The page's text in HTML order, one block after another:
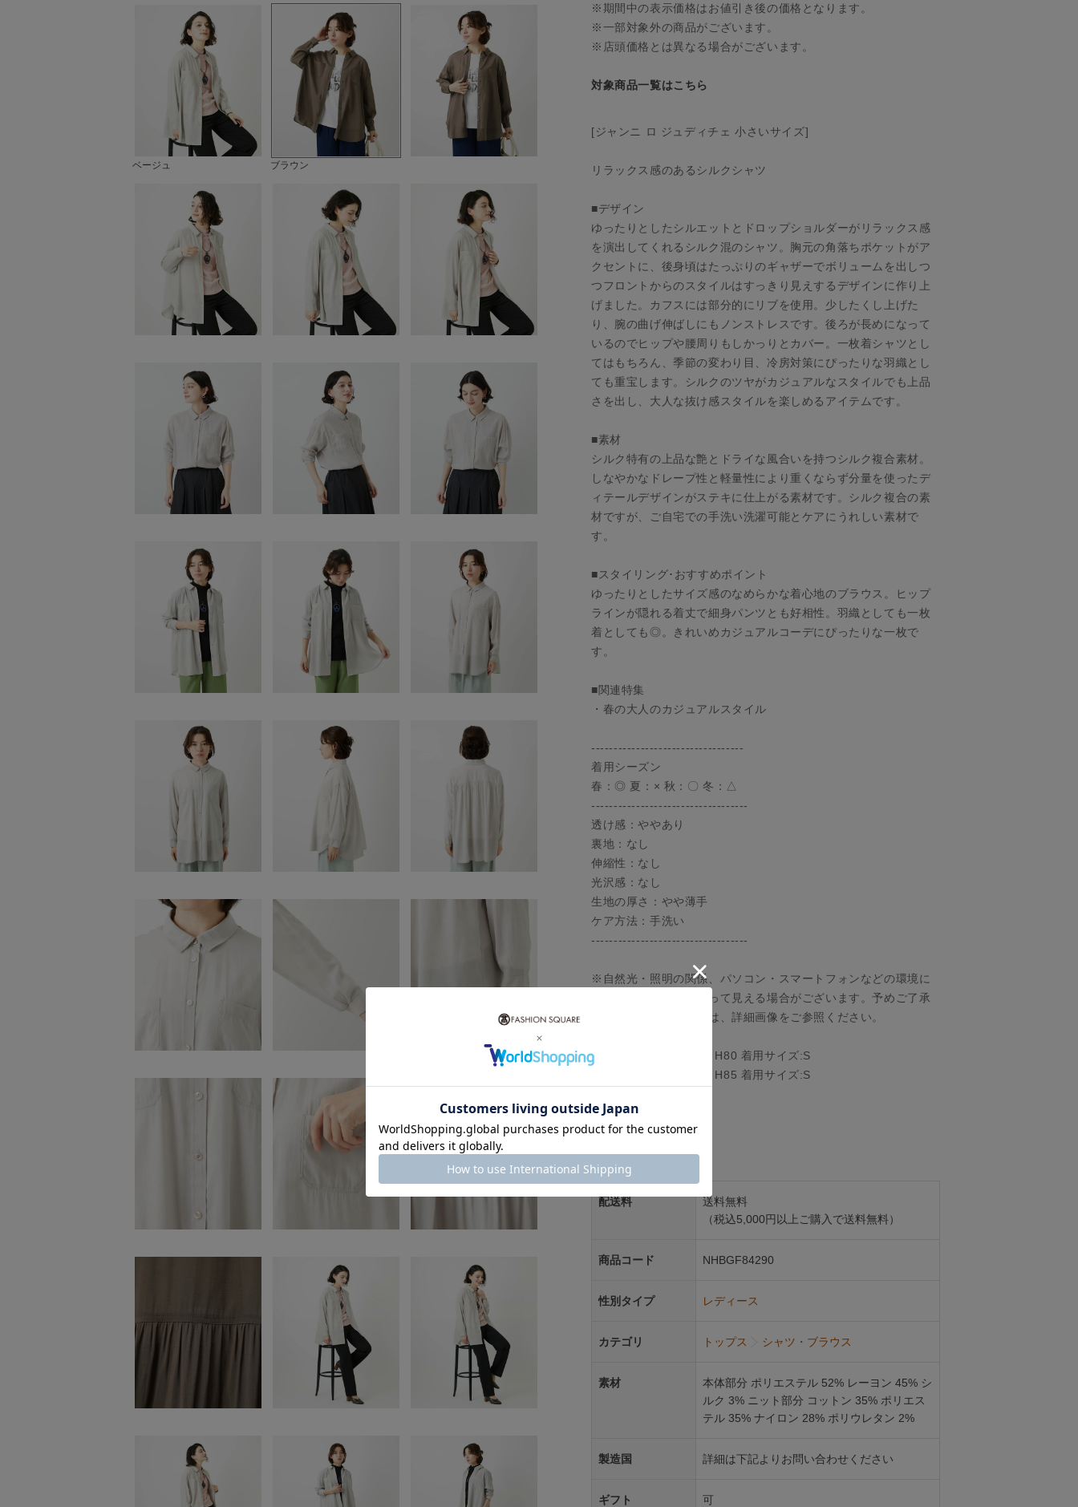
ベージュ ブラウン
※期間中の表示価格はお値引き後の価格となります。
※一部対象外の商品がございます。
※店頭価格とは異なる場合がございます。
対象商品一覧はこちら
[ジャンニ ロ ジュディチェ 小さいサイズ]
リラックス感のあるシルクシャツ
■デザイン
ゆったりとしたシルエットとドロップショルダーがリラックス感
を演出してくれるシルク混のシャツ。胸元の角落ちポケットがア
クセントに、後身頃はたっぷりのギャザーでボリュームを出しつ
つフロントからのスタイルはすっきり見えするデザインに作り上
げました。カフスには部分的にリブを使用。少したくし上げた
り、腕の曲げ伸ばしにもノンストレスです。後ろが長めになって
いるのでヒップや腰周りもしかっりとカバー。一枚着シャツとし
てはもちろん、季節の変わり目、冷房対策にぴったりな羽織とし
ても重宝します。シルクのツヤがカジュアルなスタイルでも上品
さを出し、大人な抜け感スタイルを楽しめるアイテムです。
■素材
シルク特有の上品な艶とドライな風合いを持つシルク複合素材。
しなやかなドレープ性と軽量性により重くならず分量を使ったデ
ィテールデザインがステキに仕上がる素材です。シルク複合の素
材ですが、ご自宅での手洗い洗濯可能とケアにうれしい素材で
す。
■スタイリング･おすすめポイント
ゆったりとしたサイズ感のなめらかな着心地のブラウス。ヒップ
ラインが隠れる着丈で細身パンツとも好相性。羽織としても一枚
着としても◎。きれいめカジュアルコーデにぴったりな一枚で
す。
■関連特集
・春の大人のカジュアルスタイル
----------------------------------
着用シーズン
春：◎ 夏：× 秋：〇 冬：△
-----------------------------------
透け感：ややあり
裏地：なし
伸縮性：なし
光沢感：なし
生地の厚さ：やや薄手
ケア方法：手洗い
-----------------------------------
※自然光・照明の関係、パソコン・スマートフォンなどの環境に
より、実際と色味が違って見える場合がございます。予めご了承
ください。商品の色味は、詳細画像をご参照ください。
model:H154 B75 W59 H80 着用サイズ:S
model:H156 B75 W59 H85 着用サイズ:S
■展開サイズ：S（36）
アイテム情報
配送料
送料無料
（税込5,000円以上ご購入で送料無料）
商品コード NHBGF84290
性別タイプ レディース
カテゴリ トップス シャツ・ブラウス
素材
本体部分 ポリエステル 52% レーヨン 45% シ
ルク 3% ニット部分 コットン 35% ポリエス
テル 35% ナイロン 28% ポリウレタン 2%
製造国 詳細は下記よりお問い合わせください
ギフト 可